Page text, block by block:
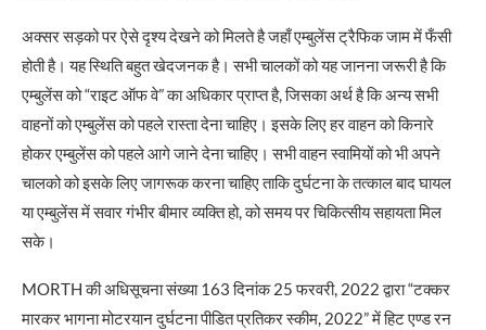
अक्सर सड़को पर ऐसे दृश्य देखने को मिलते है जहाँ एम्बुलेंस ट्रैफिक जाम में फँसी
होती है। यह स्थिति बहुत खेदजनक है। सभी चालकों को यह जानना जरूरी है कि
एम्बुलेंस को “राइट ऑफ वे” का अधिकार प्राप्त है, जिसका अर्थ है कि अन्य सभी
वाहनों को एम्बुलेंस को पहले रास्ता देना चाहिए। इसके लिए हर वाहन को किनारे
होकर एम्बुलेंस को पहले आगे जाने देना चाहिए। सभी वाहन स्वामियों को भी अपने
चालको को इसके लिए जागरूक करना चाहिए ताकि दुर्घटना के तत्काल बाद घायल
या एम्बुलेंस में सवार गंभीर बीमार व्यक्ति हो, को समय पर चिकित्सीय सहायता मिल
सके।
MORTH की अधिसूचना संख्या 163 दिनांक 25 फरवरी, 2022 द्वारा “टक्कर
मारकर भागना मोटरयान दुर्घटना पीडित प्रतिकर स्कीम, 2022” में हिट एण्ड रन